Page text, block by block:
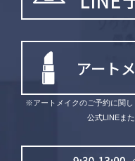
※アートメイクのご予約に関し
公式LINEま